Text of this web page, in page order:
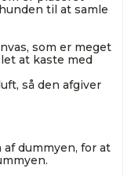
til at samle
som er meget
at kaste med
så den afgiver
dummyen, for at